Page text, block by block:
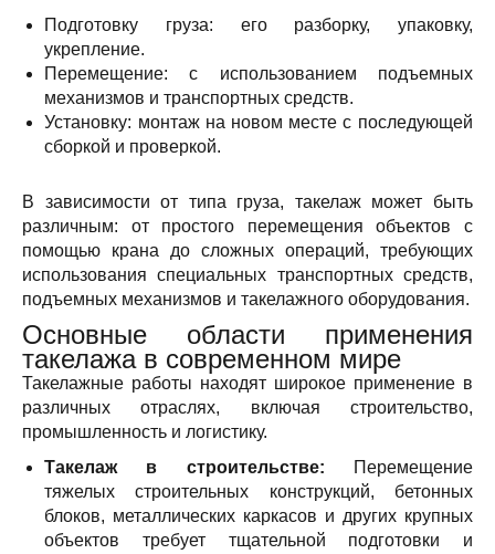
Подготовку груза: его разборку, упаковку,
укрепление.
Перемещение: с использованием подъемных
механизмов и транспортных средств.
Установку: монтаж на новом месте с последующей
сборкой и проверкой.
В зависимости от типа груза, такелаж может быть
различным: от простого перемещения объектов с
помощью крана до сложных операций, требующих
использования специальных транспортных средств,
подъемных механизмов и такелажного оборудования.
Основные области применения
такелажа в современном мире
Такелажные работы находят широкое применение в
различных отраслях, включая строительство,
промышленность и логистику.
Такелаж в строительстве: Перемещение
тяжелых строительных конструкций, бетонных
блоков, металлических каркасов и других крупных
объектов требует тщательной подготовки и